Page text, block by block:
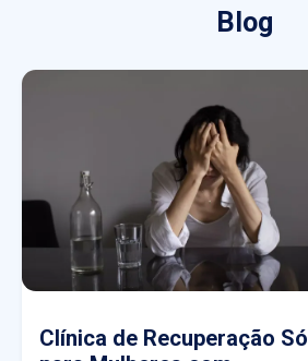
Blog
Clínica de Recuperação Só